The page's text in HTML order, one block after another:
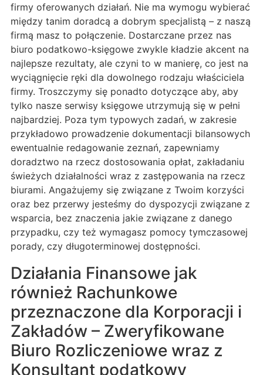
firmy oferowanych działań. Nie ma wymogu wybierać
między tanim doradcą a dobrym specjalistą – z naszą
firmą masz to połączenie. Dostarczane przez nas
biuro podatkowo-księgowe zwykle kładzie akcent na
najlepsze rezultaty, ale czyni to w manierę, co jest na
wyciągnięcie ręki dla dowolnego rodzaju właściciela
firmy. Troszczymy się ponadto dotyczące aby, aby
tylko nasze serwisy księgowe utrzymują się w pełni
najbardziej. Poza tym typowych zadań, w zakresie
przykładowo prowadzenie dokumentacji bilansowych
ewentualnie redagowanie zeznań, zapewniamy
doradztwo na rzecz dostosowania opłat, zakładaniu
świeżych działalności wraz z zastępowania na rzecz
biurami. Angażujemy się związane z Twoim korzyści
oraz bez przerwy jesteśmy do dyspozycji związane z
wsparcia, bez znaczenia jakie związane z danego
przypadku, czy też wymagasz pomocy tymczasowej
porady, czy długoterminowej dostępności.
Działania Finansowe jak
również Rachunkowe
przeznaczone dla Korporacji i
Zakładów – Zweryfikowane
Biuro Rozliczeniowe wraz z
Konsultant podatkowy